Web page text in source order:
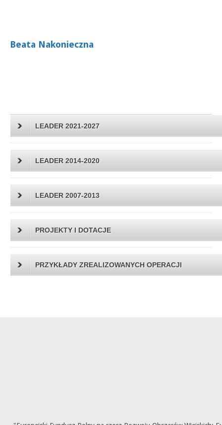
Beata Nakonieczna
LEADER 2021-2027
LEADER 2014-2020
LEADER 2007-2013
PROJEKTY I DOTACJE
PRZYKŁADY ZREALIZOWANYCH OPERACJI